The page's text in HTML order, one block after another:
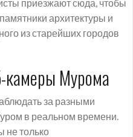
приезжают сюда, чтобы
архитектуры и
из старейших городов
камеры Мурома
за разными
в реальном времени.
не только